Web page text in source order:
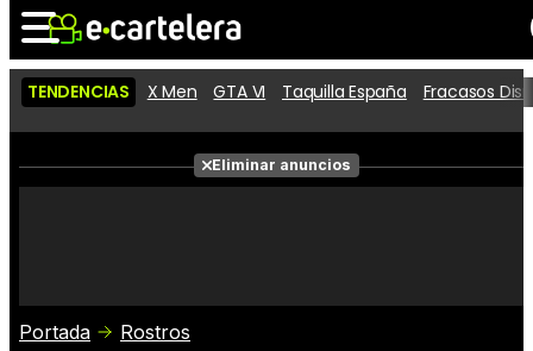
Noticias Cartelera
Películas
Críticas
TENDENCIAS X Men GTA VI Taquilla España Fracasos
Eliminar anuncios
Portada Rostros